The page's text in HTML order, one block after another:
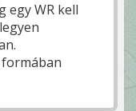
egy WR kell